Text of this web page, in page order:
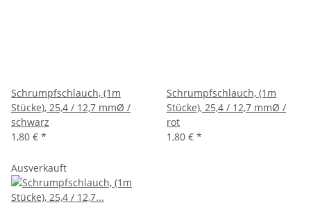
Schrumpfschlauch, (1m
Stücke), 25,4 / 12,7 mmØ /
schwarz
1,80 € *
Schrumpfschlauch, (1m
Stücke), 25,4 / 12,7 mmØ /
rot
1,80 € *
Ausverkauft